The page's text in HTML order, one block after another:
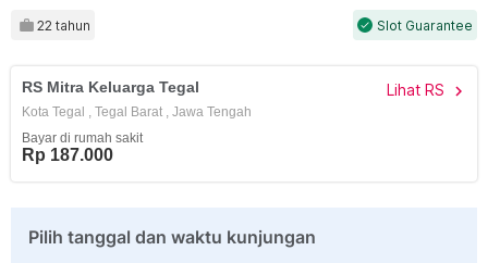
22 tahun check Slot Guarantee
RS Mitra Keluarga Tegal Lihat RS chevron_right
Kota Tegal , Tegal Barat , Jawa Tengah
Bayar di rumah sakit
Rp 187.000
Pilih tanggal dan waktu kunjungan